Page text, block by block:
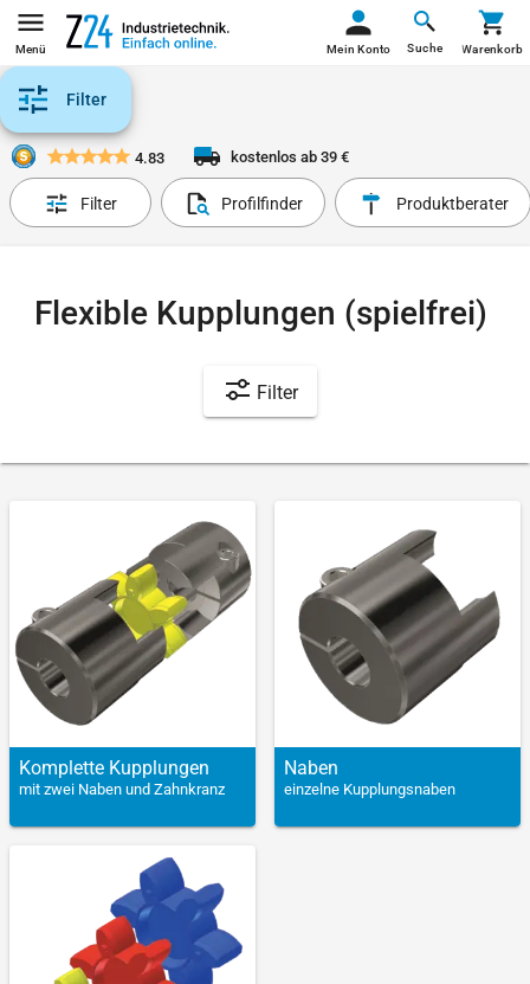
Menü Suche
Mein Konto Warenkorb
Filter
4.83 kostenlos ab 39 €
Filter Profilfinder Produktberater
Flexible Kupplungen (spielfrei)
Filter
Komplette Kupp­lungen
mit zwei Naben und Zahnkranz
Naben
einzelne Kupplungsnaben